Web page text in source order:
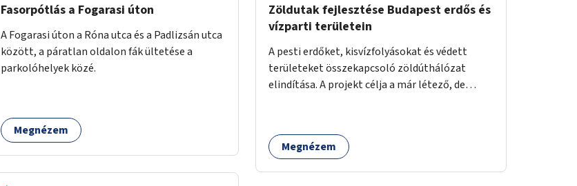
Fasorpótlás a Fogarasi úton
A Fogarasi úton a Róna utca és a Padlizsán utca
között, a páratlan oldalon fák ültetése a
parkolóhelyek közé.
Megnézem
Zöldutak fejlesztése Budapest erdős és
vízparti területein
A pesti erdőket, kisvízfolyásokat és védett
területeket összekapcsoló zöldúthálózat
elindítása. A projekt célja a már létező, de
különösen a közúti átvezetések, csúszós
szakaszok és szűkületek javításával, néhány
Megnézem